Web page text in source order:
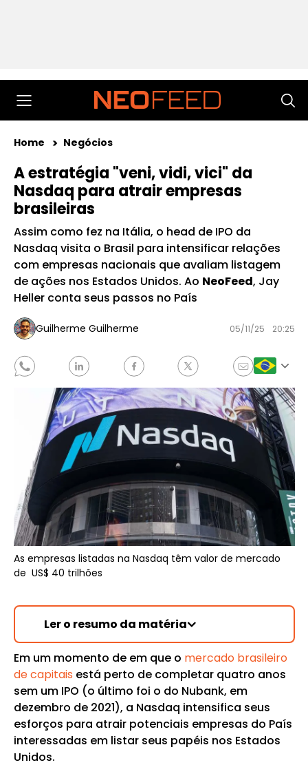
Home Negócios
A estratégia "veni, vidi, vici" da
Nasdaq para atrair empresas
brasileiras
Assim como fez na Itália, o head de IPO da
Nasdaq visita o Brasil para intensificar relações
com empresas nacionais que avaliam listagem
de ações nos Estados Unidos. Ao NeoFeed, Jay
Heller conta seus passos no País
Guilherme Guilherme 05/11/25 20:25
As empresas listadas na Nasdaq têm valor de mercado
de US$ 40 trilhões
Ler o resumo da matéria
Em um momento de em que o mercado brasileiro
de capitais está perto de completar quatro anos
sem um IPO (o último foi o do Nubank, em
dezembro de 2021), a Nasdaq intensifica seus
esforços para atrair potenciais empresas do País
interessadas em listar seus papéis nos Estados
Unidos.